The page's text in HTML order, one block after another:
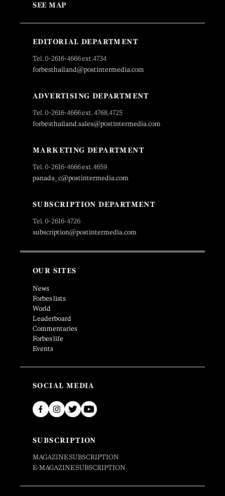
SEE MAP
EDITORIAL DEPARTMENT
Tel. 0-2616-4666 ext.4734
forbesthailand@postintermedia.com
ADVERTISING DEPARTMENT
Tel. 0-2616-4666 ext. 4768,4725
forbesthailand.sales@postintermedia.com
MARKETING DEPARTMENT
Tel. 0-2616-4666 ext.4659
panada_c@postintermedia.com
SUBSCRIPTION DEPARTMENT
Tel. 0-2616-4726
subscription@postintermedia.com
OUR SITES
News
Forbes lists
World
Leaderboard
Commentaries
Forbes life
Events
SOCIAL MEDIA
SUBSCRIPTION
MAGAZINE SUBSCRIPTION
E-MAGAZINE SUBSCRIPTION